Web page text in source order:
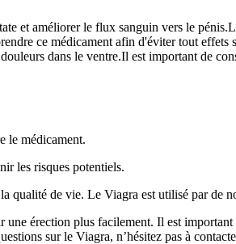
et améliorer le flux sanguin vers le
ce médicament afin d'éviter tout effets
dans le ventre.Il est important de
le médicament.
les risques potentiels.
qualité de vie. Le Viagra est utilisé par de
érection plus facilement. Il est
sur le Viagra, n’hésitez pas à